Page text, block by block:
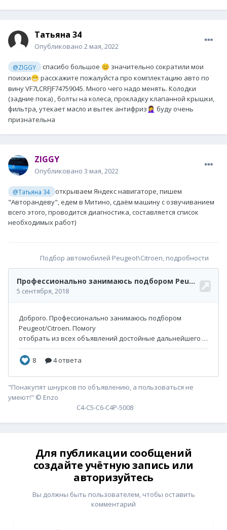
Татьяна 34
Опубликовано 2 мая, 2022
@ZIGGY спасибо большое 😊значительно сократили мои
поиски😁 расскажите пожалуйста про комплектацию авто по
вину VF7LCRFJF74759045. Много чего надо менять. Колодки
(задние пока) , болты на колеса, прокладку клапанной крышки,
фильтра, утекает масло и вытек антифриз 🤦‍♀️ буду очень
признательна
ZIGGY
Опубликовано 3 мая, 2022
@Татьяна 34
открываем Яндекс навигаторе, пишем
"Авторандеву", едем в Митино, сдаём машину с озвучиванием
всего этого, проводится диагностика, составляется список
необходимых работ)
Подбор автомобилей Peugeot\Citroen, подробности
"Понакупят шнурков по объявлению, а пользоваться не
умеют!" © Enzo
С4-С5-С6-С4P-5008
Для публикации сообщений
создайте учётную запись или
авторизуйтесь
Вы должны быть пользователем, чтобы оставить
комментарий